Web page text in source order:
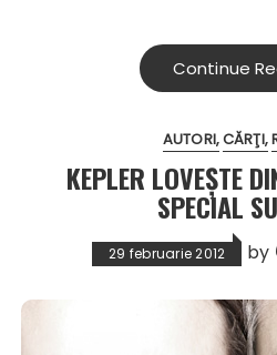
Continue
AUTORI CĂRŢI
KEPLER LOVEŞTE
SPECIAL
29 februarie 2012 by